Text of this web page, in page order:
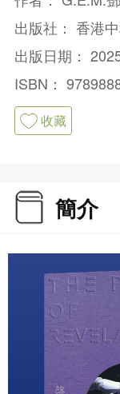
出版社： 香港
出版日期：
ISBN：
收藏
簡介